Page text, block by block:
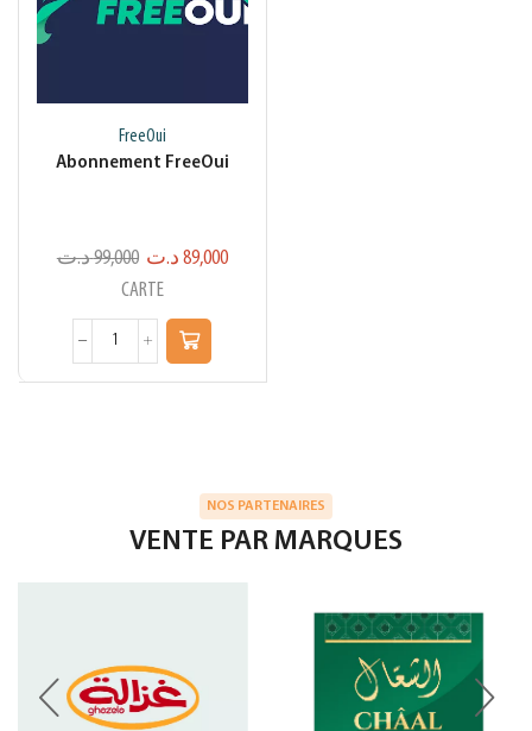
FreeOui
Abonnement FreeOui
99,000د.ت 89,000 د.ت
CARTE
NOS PARTENAIRES
VENTE PAR MARQUES